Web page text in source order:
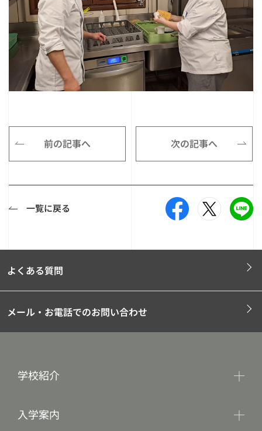
前の記事へ 次の記事へ
一覧に戻る
よくある質問
メール・お電話でのお問い合わせ
学校紹介
入学案内